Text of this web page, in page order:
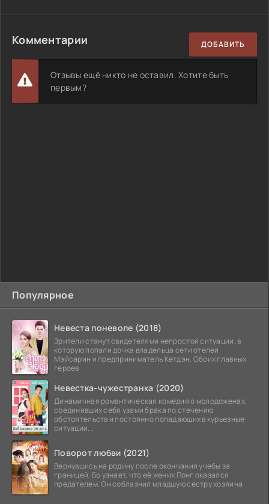
Популярное
Невеста поневоле (2018)
Зрители станут свидетелями непростой ситуации, в
которую попали дочка владельца сети отелей
Мэйсарин и предприниматель Кетдэн. Обоих главных
героев
Невестка-чужестранка (2020)
Динамичная романтическая комедия о молодоженах,
соединивших себя узами брака по стечению
обстоятельств и постоянно попадающих в курьезные
ситуации...
Поворот любви (2021)
Вернувшись на родину после окончания учебы за
границей, Бо узнает, что её жених Понг оказался
предателем. Он соблазнил младшую сестру хозяина
Комментарии ДОБАВИТЬ
Отзывы ещё никто не оставил. Хотите быть
первым?